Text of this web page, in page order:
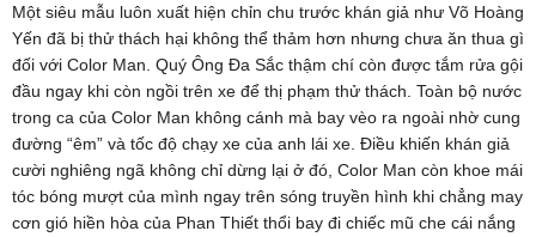
Một siêu mẫu luôn xuất hiện chỉn chu trước khán giả như Võ Hoàng
Yến đã bị thử thách hại không thể thảm hơn nhưng chưa ăn thua gì
đối với Color Man. Quý Ông Đa Sắc thậm chí còn được tắm rửa gội
đầu ngay khi còn ngồi trên xe để thị phạm thử thách. Toàn bộ nước
trong ca của Color Man không cánh mà bay vèo ra ngoài nhờ cung
đường “êm” và tốc độ chạy xe của anh lái xe. Điều khiến khán giả
cười nghiêng ngã không chỉ dừng lại ở đó, Color Man còn khoe mái
tóc bóng mượt của mình ngay trên sóng truyền hình khi chẳng may
cơn gió hiền hòa của Phan Thiết thổi bay đi chiếc mũ che cái nắng